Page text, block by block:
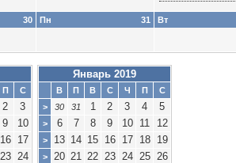
30 31
Пн Вт
П
С
2 3
9 10
16 17
23 24
Январь 2019
В П В С Ч П
С
>
30 31 1 2 3 4 5
> 6 7 8 9 10 11 12
> 13 14 15 16 17 18 19
> 20 21 22 23 24 25 26